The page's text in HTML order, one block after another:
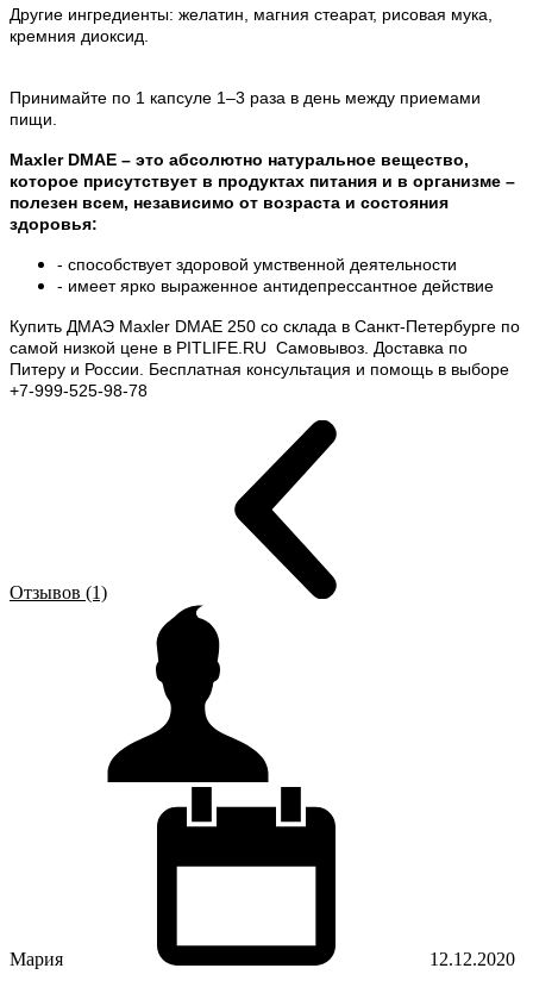
Другие ингредиенты: желатин, магния стеарат, рисовая мука,
кремния диоксид.
Принимайте по 1 капсуле 1–3 раза в день между приемами
пищи.
Maxler DMAE – это абсолютно натуральное вещество,
которое присутствует в продуктах питания и в организме –
полезен всем, независимо от возраста и состояния
здоровья:
- способствует здоровой умственной деятельности
- имеет ярко выраженное антидепрессантное действие
Купить ДМАЭ Maxler DMAE 250 со склада в Санкт-Петербурге по
самой низкой цене в PITLIFE.RU Самовывоз. Доставка по
Питеру и России. Бесплатная консультация и помощь в выборе
+7-999-525-98-78
Отзывов (1)
Мария
12.12.2020